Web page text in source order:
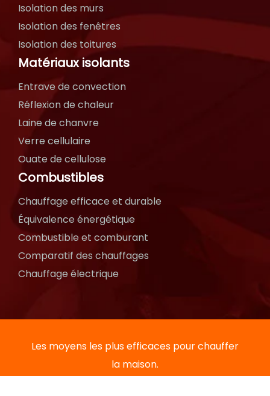
Isolation des murs
Isolation des fenêtres
Isolation des toitures
Matériaux isolants
Entrave de convection
Réflexion de chaleur
Laine de chanvre
Verre cellulaire
Ouate de cellulose
Combustibles
Chauffage efficace et durable
Équivalence énergétique
Combustible et comburant
Comparatif des chauffages
Chauffage électrique
Les moyens les plus efficaces pour chauffer
la maison.